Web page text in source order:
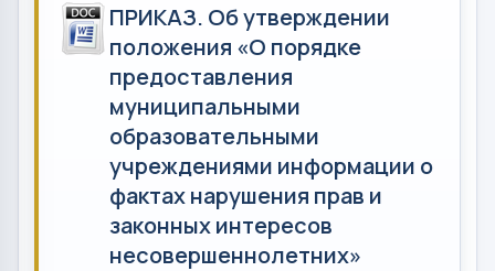
ПРИКАЗ. Об утверждении
положения «О порядке
предоставления
муниципальными
образовательными
учреждениями информации о
фактах нарушения прав и
законных интересов
несовершеннолетних»